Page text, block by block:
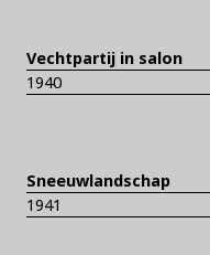
Vechtpartij in salon
1940
Sneeuwlandschap
1941